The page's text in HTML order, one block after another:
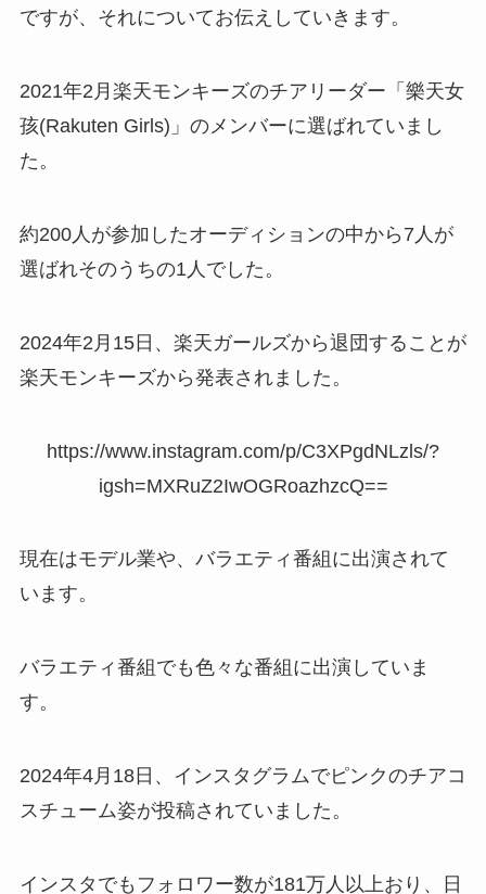
ですが、それについてお伝えしていきます。
2021年2月楽天モンキーズのチアリーダー「樂天女
孩(Rakuten Girls)」のメンバーに選ばれていまし
た。
約200人が参加したオーディションの中から7人が
選ばれそのうちの1人でした。
2024年2月15日、楽天ガールズから退団することが
楽天モンキーズから発表されました。
https://www.instagram.com/p/C3XPgdNLzls/?
igsh=MXRuZ2IwOGRoazhzcQ==
現在はモデル業や、バラエティ番組に出演されて
います。
バラエティ番組でも色々な番組に出演していま
す。
2024年4月18日、インスタグラムでピンクのチアコ
スチューム姿が投稿されていました。
インスタでもフォロワー数が181万人以上おり、日